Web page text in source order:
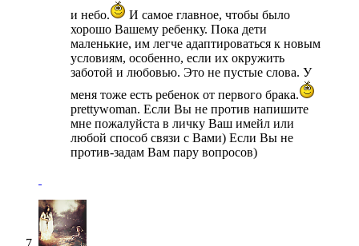
и небо.
И самое главное, чтобы было
хорошо Вашему ребенку. Пока дети
маленькие, им легче адаптироваться к новым
условиям, особенно, если их окружить
заботой и любовью. Это не пустые слова. У
меня тоже есть ребенок от первого брака.
prettywoman. Если Вы не против напишите
мне пожалуйста в личку Ваш имейл или
любой способ связи с Вами) Если Вы не
против-задам Вам пару вопросов)